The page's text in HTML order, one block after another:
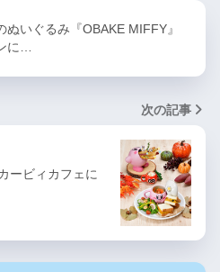
ぬいぐるみ『OBAKE MIFFY』
に…
次の記事
ービィカフェに